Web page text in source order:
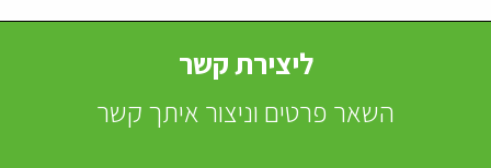
תכנון והקמת גינה קטנה
במודיעין
ליצירת קשר
השאר פרטים וניצור איתך קשר